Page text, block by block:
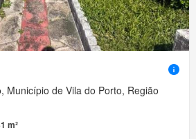
Município de Vila do Porto, Região
m²